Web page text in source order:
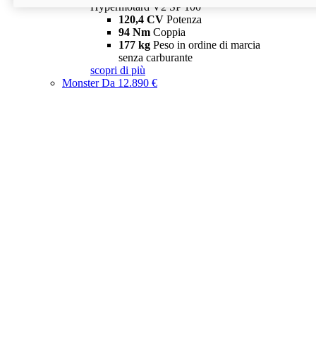
Hypermotard V2 SP 100
120,4 CV Potenza
94 Nm Coppia
177 kg Peso in ordine di marcia
senza carburante
scopri di più
MonsterDa 12.890 €